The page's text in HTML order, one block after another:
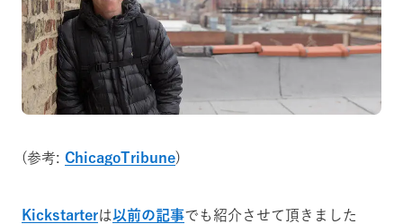
(参考: ChicagoTribune)
Kickstarterは以前の記事でも紹介させて頂きました